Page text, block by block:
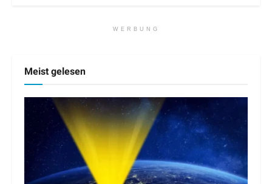
WERBUNG
Meist gelesen